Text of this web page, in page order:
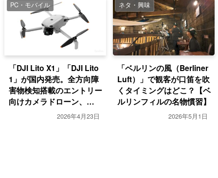
PC・モバイル
「DJI Lito X1」「DJI Lito
1」が国内発売。全方向障
害物検知搭載のエントリー
向けカメラドローン、
2026年4月23日
ネタ・興味
「ベルリンの風（Berliner
Luft）」で観客が口笛を吹
くタイミングはどこ？【ベ
ルリンフィルの名物慣習】
2026年5月1日